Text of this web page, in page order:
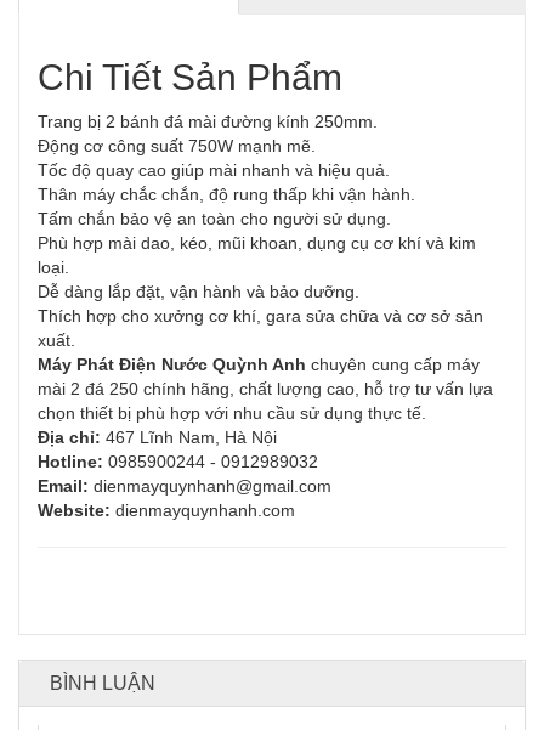
Chi Tiết Sản Phẩm
Trang bị 2 bánh đá mài đường kính 250mm.
Động cơ công suất 750W mạnh mẽ.
Tốc độ quay cao giúp mài nhanh và hiệu quả.
Thân máy chắc chắn, độ rung thấp khi vận hành.
Tấm chắn bảo vệ an toàn cho người sử dụng.
Phù hợp mài dao, kéo, mũi khoan, dụng cụ cơ khí và kim
loại.
Dễ dàng lắp đặt, vận hành và bảo dưỡng.
Thích hợp cho xưởng cơ khí, gara sửa chữa và cơ sở sản
xuất.
Máy Phát Điện Nước Quỳnh Anh chuyên cung cấp máy
mài 2 đá 250 chính hãng, chất lượng cao, hỗ trợ tư vấn lựa
chọn thiết bị phù hợp với nhu cầu sử dụng thực tế.
Địa chỉ: 467 Lĩnh Nam, Hà Nội
Hotline: 0985900244 - 0912989032
Email: dienmayquynhanh@gmail.com
Website: dienmayquynhanh.com
BÌNH LUẬN